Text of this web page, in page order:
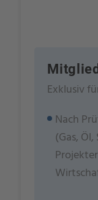
Exklusiv
Nach
(Gas,